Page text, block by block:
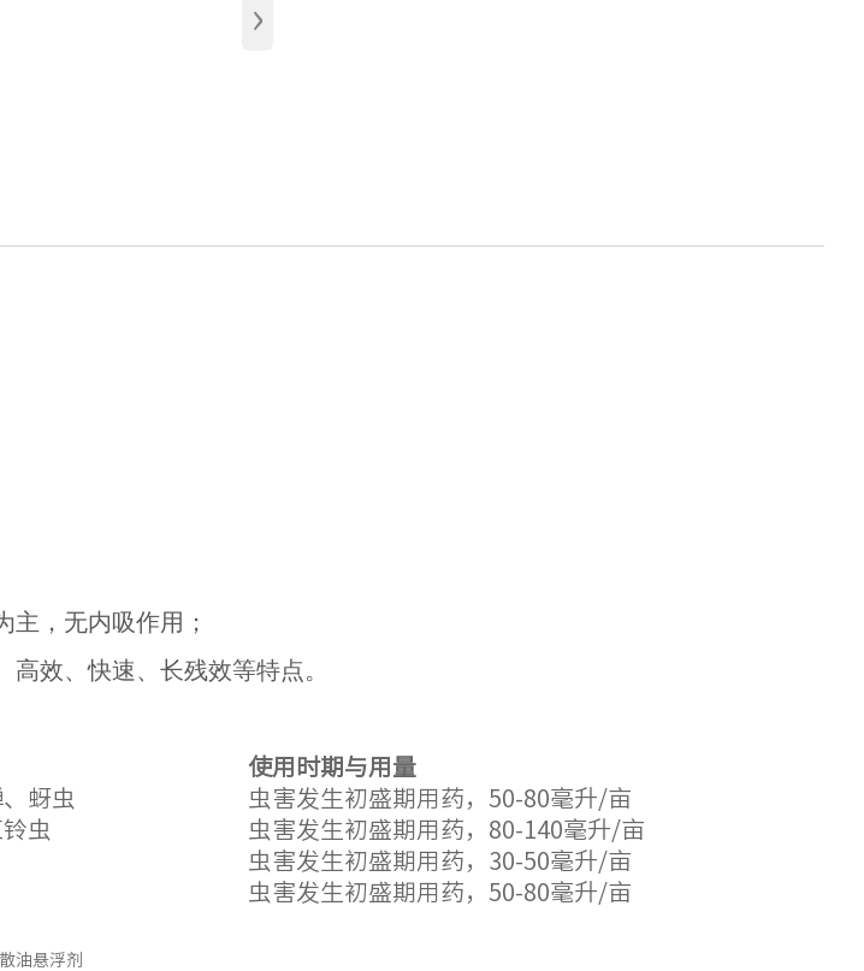
›
主，无内吸作用；
效、快速、长残效等特点。
使用时期与用量
蚜虫
虫害发生初盛期用药，50-80毫升/亩
虫
虫害发生初盛期用药，80-140毫升/亩
虫害发生初盛期用药，30-50毫升/亩
虫害发生初盛期用药，50-80毫升/亩
油悬浮剂